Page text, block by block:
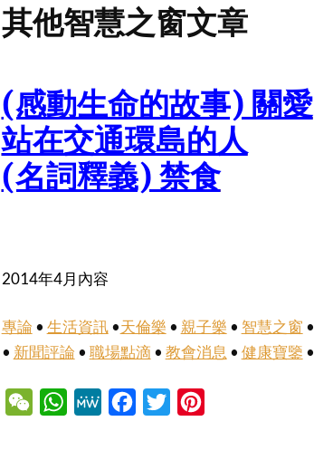
其他智慧之窗文章
(感動生命的故事) 關愛
站在交通環島的人
(名詞釋義) 禁食
2014年4月內容
專論 • 生活資訊•天倫樂 • 親子樂 • 智慧之窗 •
• 新聞評論 • 職場點滴 • 教會消息 • 健康寶鑒 •
WeChatWhatsApp
MeWe Facebook
Twitter